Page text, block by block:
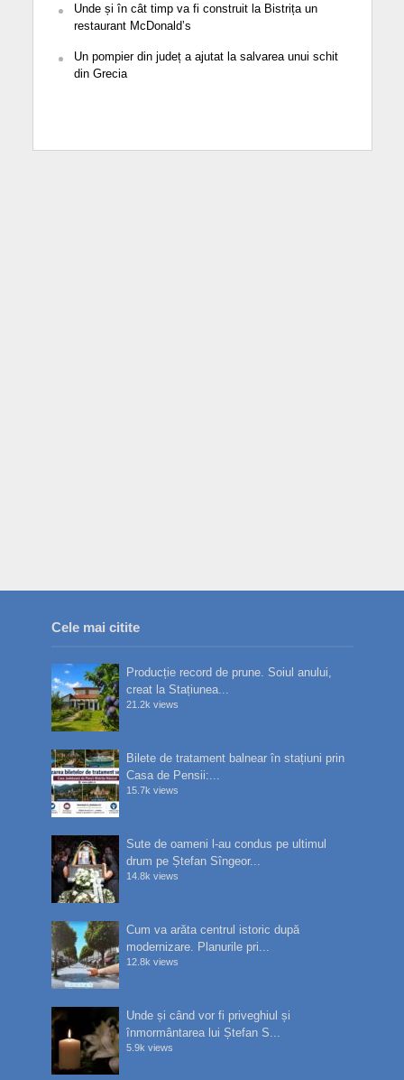
Unde și în cât timp va fi construit la Bistrița un
restaurant McDonald’s
Un pompier din județ a ajutat la salvarea unui schit
din Grecia
Cele mai citite
Producție record de prune. Soiul anului,
creat la Stațiunea...
21.2k views
Bilete de tratament balnear în stațiuni prin
Casa de Pensii:...
15.7k views
Sute de oameni l-au condus pe ultimul
drum pe Ștefan Sîngeor...
14.8k views
Cum va arăta centrul istoric după
modernizare. Planurile pri...
12.8k views
Unde și când vor fi priveghiul și
înmormântarea lui Ștefan S...
5.9k views